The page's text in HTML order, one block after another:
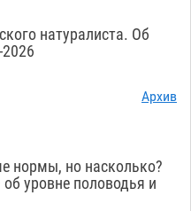
натуралиста. Об
Архив
нормы, но насколько?
уровне половодья и